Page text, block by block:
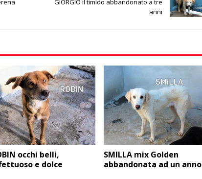
GIORGIO il timido abbandonato a tre
anni
occhi belli,
e dolce
SMILLA mix Golden
abbandonata ad un anno